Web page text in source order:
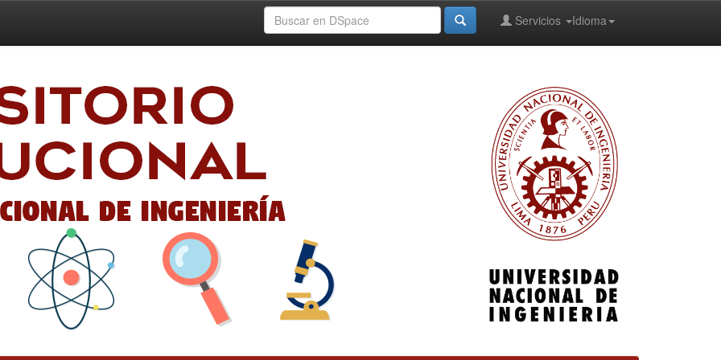
Idioma
Servicios